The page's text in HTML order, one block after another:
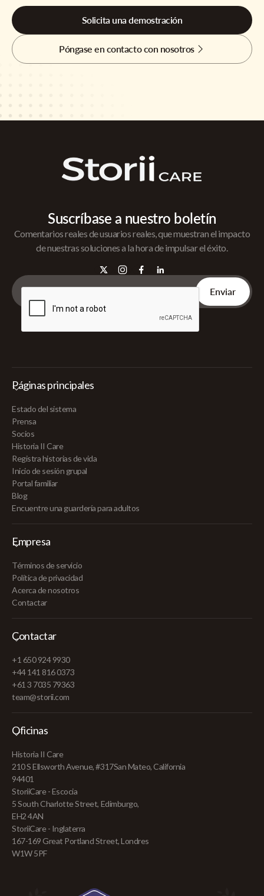
Solicita una demostración
Póngase en contacto con nosotros
Suscríbase a nuestro boletín
Comentarios reales de usuarios reales, que muestran el impacto
de nuestras soluciones a la hora de impulsar el éxito.
Páginas principales
Estado del sistema
Prensa
Socios
Historia II Care
Registra historias de vida
Inicio de sesión grupal
Portal familiar
Blog
Encuentre una guardería para adultos
Empresa
Términos de servicio
Política de privacidad
Acerca de nosotros
Contactar
Contactar
+1 650 924 9930
+44 141 816 0373
+61 3 7035 79363
team@storii.com
Oficinas
Historia II Care
210 S Ellsworth Avenue, #317San Mateo, California
94401
StoriiCare - Escocia
5 South Charlotte Street, Edimburgo,
EH2 4AN
StoriiCare - Inglaterra
167-169 Great Portland Street, Londres
W1W 5PF